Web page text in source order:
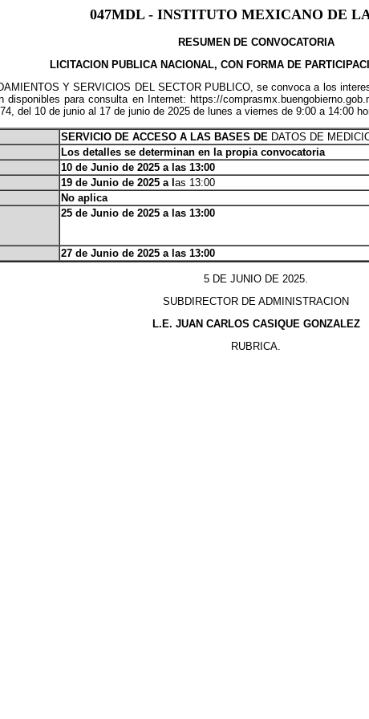
047MDL - INSTITUTO MEXICANO DE
RESUMEN DE CONVOCATORIA
LICITACION PUBLICA NACIONAL, CON FORMA DE
Y SERVICIOS DEL SECTOR PUBLICO, se convoca a los
para consulta en Internet: https://
del 10 de junio al 17 de junio de 2025 de lunes a viernes de 9:00 a 14:00
SERVICIO DE ACCESO A LAS BASES DE DATOS DE
Los detalles se determinan en la propia convocatoria
10 de Junio de 2025 a las 13:00
19 de Junio de 2025 a l as 13:00
No aplica
25 de Junio de 2025 a las 13:00
27 de Junio de 2025 a las 13:00
5 DE JUNIO DE 2025.
SUBDIRECTOR DE ADMINISTRACION
L.E. JUAN CARLOS CASIQUE GONZALEZ
RUBRICA.